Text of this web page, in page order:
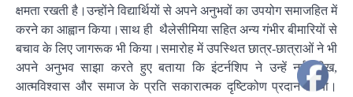
क्षमता रखती है।उन्होंने विद्यार्थियों से अपने अनुभवों का उपयोग समाजहित में
करने का आह्वान किया।साथ ही थैलेसीमिया सहित अन्य गंभीर बीमारियों से
बचाव के लिए जागरूक भी किया।समारोह में उपस्थित छात्र-छात्राओं ने भी
अपने अनुभव साझा करते हुए बताया कि इंटर्नशिप ने उन्हें नई सीख,
आत्मविश्वास और समाज के प्रति सकारात्मक दृष्टिकोण प्रदान किया।